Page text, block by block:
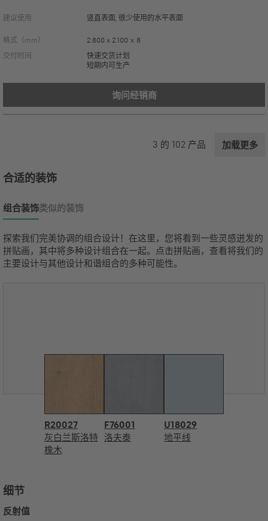
建议使用 竖直表面, 很少使用的水平表面
格式（mm）
2.800 x 2.100 x 8
交付时间
快速交货计划
短期内可生产
询问经销商
3 的 102 产品 加载更多
合适的装饰
组合装饰类似的装饰
探索我们完美协调的组合设计！在这里，您将看到一些灵感迸发的
拼贴画，其中将多种设计组合在一起。点击拼贴画，查看将我们的
主要设计与其他设计和谐组合的多种可能性。
R20027
灰白兰斯洛特
橡木
F76001
洛夫泰
U18029
地平线
细节
反射值